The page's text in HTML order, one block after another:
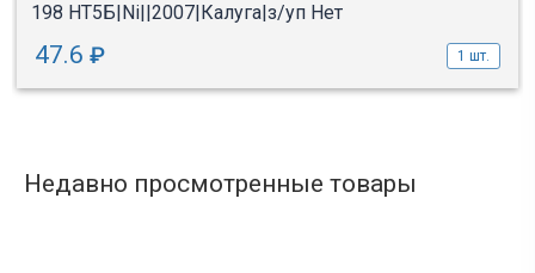
198 НТ5Б|Ni||2007|Калуга|з/уп Нет
47.6 ₽ 1 шт.
Недавно просмотренные товары